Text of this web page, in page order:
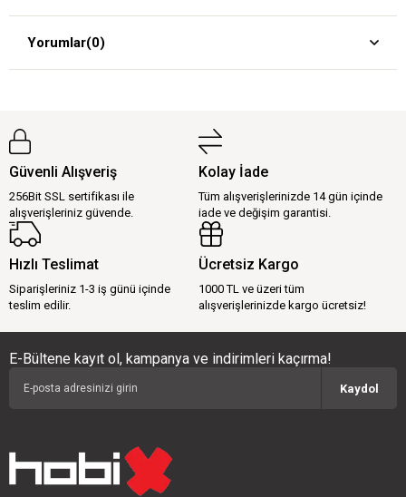
Yorumlar(0)
Güvenli Alışveriş
256Bit SSL sertifikası ile
alışverişleriniz güvende.
Kolay İade
Tüm alışverişlerinizde 14 gün içinde
iade ve değişim garantisi.
Hızlı Teslimat
Siparişleriniz 1-3 iş günü içinde
teslim edilir.
Ücretsiz Kargo
1000 TL ve üzeri tüm
alışverişlerinizde kargo ücretsiz!
E-Bültene kayıt ol, kampanya ve indirimleri kaçırma!
Kaydol